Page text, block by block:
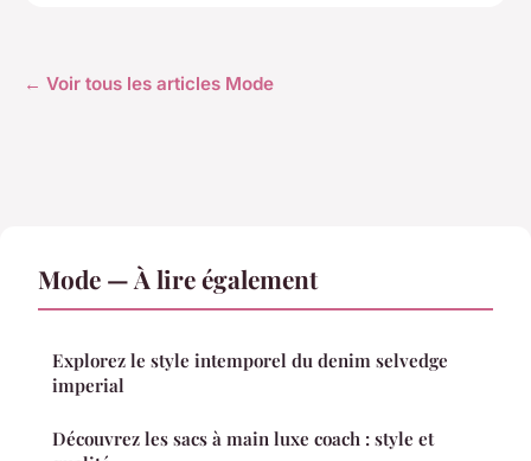
← Voir tous les articles Mode
Mode — À lire également
Explorez le style intemporel du denim selvedge
imperial
Découvrez les sacs à main luxe coach : style et